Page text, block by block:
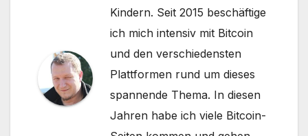
Kindern. Seit 2015 beschäftige
ich mich intensiv mit Bitcoin
und den verschiedensten
Plattformen rund um dieses
spannende Thema. In diesen
Jahren habe ich viele Bitcoin-